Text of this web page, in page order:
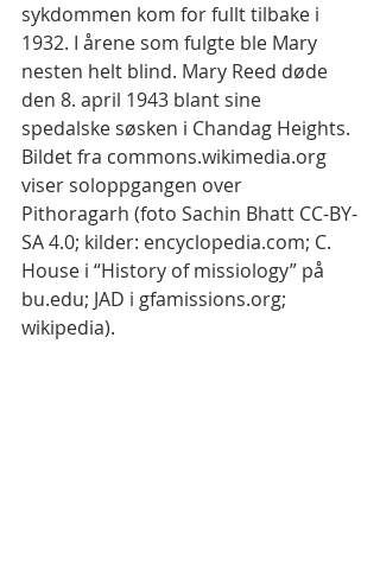
sykdommen kom for fullt tilbake i
1932. I årene som fulgte ble Mary
nesten helt blind. Mary Reed døde
den 8. april 1943 blant sine
spedalske søsken i Chandag Heights.
Bildet fra commons.wikimedia.org
viser soloppgangen over
Pithoragarh (foto Sachin Bhatt CC-BY-
SA 4.0; kilder: encyclopedia.com; C.
House i “History of missiology” på
bu.edu; JAD i gfamissions.org;
wikipedia).